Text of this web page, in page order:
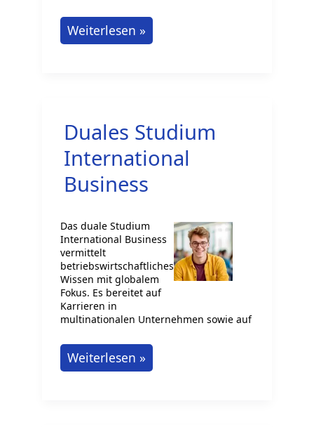
Berufliche
Chancen
Weiterlesen »
Duales Studium
International
Business
Das duale Studium
International Business
vermittelt
betriebswirtschaftliches
Wissen mit globalem
Fokus. Es bereitet auf
Karrieren in
multinationalen Unternehmen sowie auf
Duales
Studium
Weiterlesen »